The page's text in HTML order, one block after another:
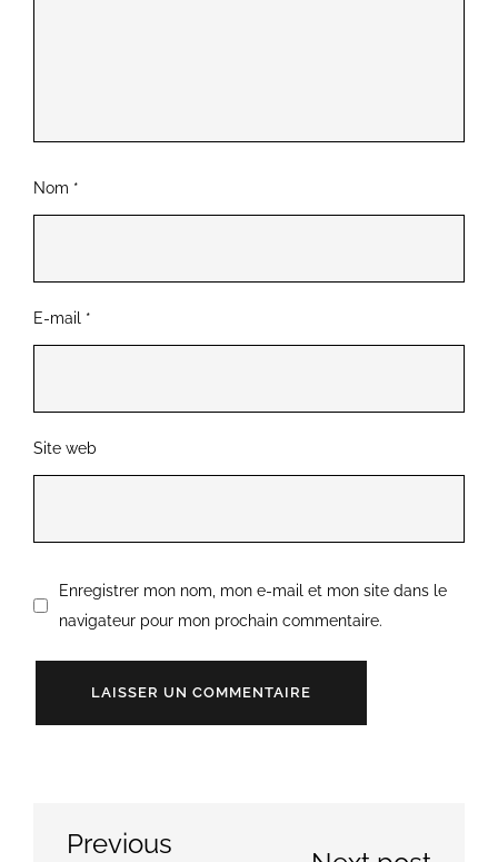
Nom *
E-mail *
Site web
Enregistrer mon nom, mon e-mail et mon site dans le
navigateur pour mon prochain commentaire.
Previous